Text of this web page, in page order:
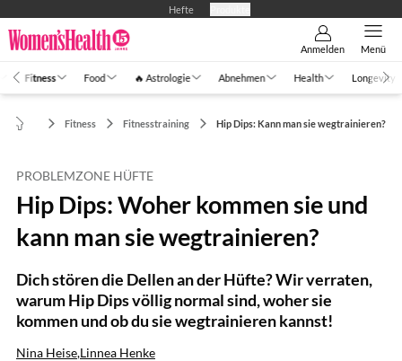
Hefte
Anmelden Menü
Fitness Food 🔥 Astrologie Abnehmen Health Longevity
Fitness Fitnesstraining Hip Dips: Kann man sie wegtrainieren?
PROBLEMZONE HÜFTE
Hip Dips: Woher kommen sie und
kann man sie wegtrainieren?
Dich stören die Dellen an der Hüfte? Wir verraten,
warum Hip Dips völlig normal sind, woher sie
kommen und ob du sie wegtrainieren kannst!
Nina Heise,Linnea Henke